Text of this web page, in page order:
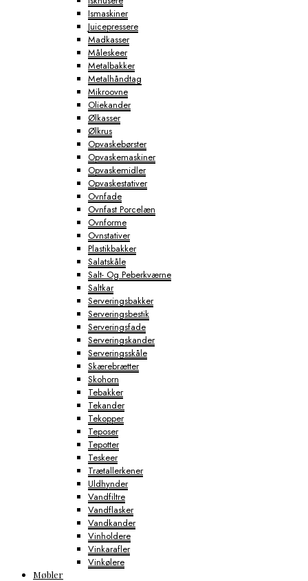
Ismaskiner
Juicepressere
Madkasser
Måleskeer
Metalbakker
Metalhåndtag
Mikroovne
Oliekander
Ølkasser
Ølkrus
Opvaskebørster
Opvaskemaskiner
Opvaskemidler
Opvaskestativer
Ovnfade
Ovnfast Porcelæn
Ovnforme
Ovnstativer
Plastikbakker
Salatskåle
Salt- Og Peberkværne
Saltkar
Serveringsbakker
Serveringsbestik
Serveringsfade
Serveringskander
Serveringsskåle
Skærebrætter
Skohorn
Tebakker
Tekander
Tekopper
Teposer
Tepotter
Teskeer
Trætallerkener
Uldhynder
Vandfiltre
Vandflasker
Vandkander
Vinholdere
Vinkarafler
Vinkølere
Møbler